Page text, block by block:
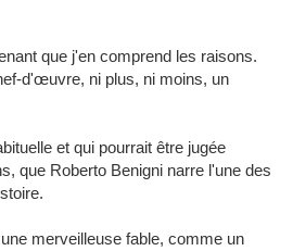
que j'en comprend les raisons.
d'œuvre, ni plus, ni moins, un
et qui pourrait être jugée
que Roberto Benigni narre l'une des
merveilleuse fable, comme un